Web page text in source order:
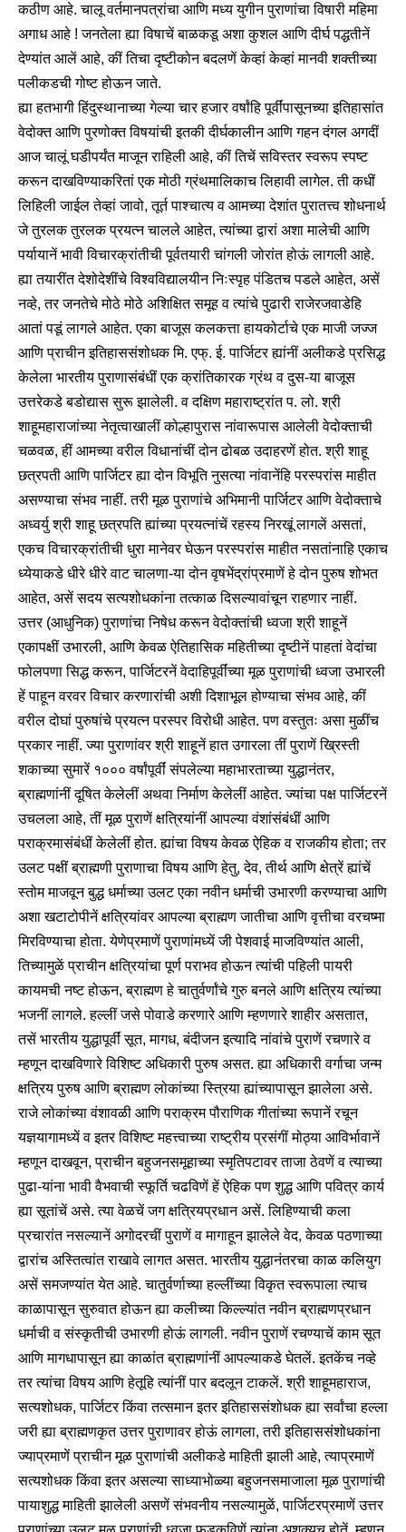
कठीण आहे. चालू वर्तमानपत्रांचा आणि मध्य युगीन पुराणांचा विषारी महिमा
अगाध आहे ! जनतेला ह्या विषाचें बाळकडू अशा कुशल आणि दीर्घ पद्धतीनें
देण्यांत आलें आहे, कीं तिचा दृष्टीकोन बदलणें केव्हां केव्हां मानवी शक्तीच्या
पलीकडची गोष्ट होऊन जाते.
ह्या हतभागी हिंदुस्थानाच्या गेल्या चार हजार वर्षांहि पूर्वींपासूनच्या इतिहासांत
वेदोक्त आणि पुरणोक्त विषयांची इतकी दीर्घकालीन आणि गहन दंगल अगदीं
आज चालूं घडीपर्यंत माजून राहिली आहे, कीं तिचें सविस्तर स्वरूप स्पष्ट
करून दाखविण्याकरितां एक मोठी ग्रंथमालिकाच लिहावी लागेल. ती कधीं
लिहिली जाईल तेव्हां जावो, तूर्त पाश्चात्य व आमच्या देशांत पुरातत्त्व शोधनार्थ
जे तुरलक तुरलक प्रयत्न चालले आहेत, त्यांच्या द्वारां अशा मालेची आणि
पर्यायानें भावी विचारक्रांतीची पूर्वतयारी चांगली जोरांत होऊं लागली आहे.
ह्या तयारींत देशोदेशींचे विश्वविद्यालयीन निःस्पृह पंडितच पडले आहेत, असें
नव्हे, तर जनतेचे मोठे मोठे अशिक्षित समूह व त्यांचे पुढारी राजेरजवाडेहि
आतां पडूं लागले आहेत. एका बाजूस कलकत्ता हायकोर्टाचे एक माजी जज्ज
आणि प्राचीन इतिहाससंशोधक मि. एफ्. ई. पार्जिटर ह्यांनीं अलीकडे प्रसिद्ध
केलेला भारतीय पुराणासंबंधीं एक क्रांतिकारक ग्रंथ व दुस-या बाजूस
उत्तरेकडे बडोद्यास सुरू झालेली. व दक्षिण महाराष्ट्रांत प. लो. श्री
शाहूमहाराजांच्या नेतृत्वाखालीं कोल्हापुरास नांवारूपास आलेली वेदोक्ताची
चळवळ, हीं आमच्या वरील विधानांचीं दोन ढोबळ उदाहरणें होत. श्री शाहू
छत्रपती आणि पार्जिटर ह्या दोन विभूति नुसत्या नांवानेंहि परस्परांस माहीत
असण्याचा संभव नाहीं. तरी मूळ पुराणांचे अभिमानी पार्जिटर आणि वेदोक्ताचे
अध्वर्यु श्री शाहू छत्रपति ह्यांच्या प्रयत्नांचें रहस्य निरखूं लागलें असतां,
एकच विचारक्रांतीची धुरा मानेवर घेऊन परस्परांस माहीत नसतांनाहि एकाच
ध्येयाकडे धीरे धीरे वाट चालणा-या दोन वृषभेंद्रांप्रमाणें हे दोन पुरुष शोभत
आहेत, असें सदय सत्यशोधकांना तत्काळ दिसल्यावांचून राहणार नाहीं.
उत्तर (आधुनिक) पुराणांचा निषेध करून वेदोक्तांची ध्वजा श्री शाहूनें
एकापक्षीं उभारली, आणि केवळ ऐतिहासिक महितीच्या दृष्टीनें पाहतां वेदांचा
फोलपणा सिद्ध करून, पार्जिटरनें वेदाहिपूर्वींच्या मूळ पुराणांची ध्वजा उभारली
हें पाहून वरवर विचार करणारांची अशी दिशाभूल होण्याचा संभव आहे, कीं
वरील दोघां पुरुषांचे प्रयत्न परस्पर विरोधी आहेत. पण वस्तुतः असा मुळींच
प्रकार नाहीं. ज्या पुराणांवर श्री शाहूनें हात उगारला तीं पुराणें ख्रिस्ती
शकाच्या सुमारें १००० वर्षांपूर्वीं संपलेल्या महाभारताच्या युद्धानंतर,
ब्राह्मणांनीं दूषित केलेलीं अथवा निर्माण केलेलीं आहेत. ज्यांचा पक्ष पार्जिटरनें
उचलला आहे, तीं मूळ पुराणें क्षत्रियांनीं आपल्या वंशांसंबंधीं आणि
पराक्रमासंबंधीं केलेलीं होत. ह्यांचा विषय केवळ ऐहिक व राजकीय होता; तर
उलट पक्षीं ब्राह्मणी पुराणाचा विषय आणि हेतु, देव, तीर्थ आणि क्षेत्रें ह्यांचें
स्तोम माजवून बुद्ध धर्माच्या उलट एका नवीन धर्माची उभारणी करण्याचा आणि
अशा खटाटोपीनें क्षत्रियांवर आपल्या ब्राह्मण जातीचा आणि वृत्तीचा वरचष्मा
मिरविण्याचा होता. येणेप्रमाणें पुराणांमध्यें जी पेशवाई माजविण्यांत आली,
तिच्यामुळें प्राचीन क्षत्रियांचा पूर्ण पराभव होऊन त्यांची पहिली पायरी
कायमची नष्ट होऊन, ब्राह्मण हे चातुर्वर्णांचे गुरु बनले आणि क्षत्रिय त्यांच्या
भजनीं लागले. हल्लीं जसे पोवाडे करणारे आणि म्हणणारे शाहीर असतात,
तसें भारतीय युद्धापूर्वीं सूत, मागध, बंदीजन इत्यादि नांवांचे पुराणें रचणारे व
म्हणून दाखविणारे विशिष्ट अधिकारी पुरुष असत. ह्या अधिकारी वर्गाचा जन्म
क्षत्रिय पुरुष आणि ब्राह्मण लोकांच्या स्त्रिया ह्यांच्यापासून झालेला असे.
राजे लोकांच्या वंशावळी आणि पराक्रम पौराणिक गीतांच्या रूपानें रचून
यज्ञयागामध्यें व इतर विशिष्ट महत्त्वाच्या राष्ट्रीय प्रसंगीं मोठ्या आविर्भावानें
म्हणून दाखवून, प्राचीन बहुजनसमूहाच्या स्मृतिपटावर ताजा ठेवणें व त्याच्या
पुढा-यांना भावी वैभवाची स्फूर्ति चढविणें हें ऐहिक पण शुद्ध आणि पवित्र कार्य
ह्या सूतांचें असे. त्या वेळचें जग क्षत्रियप्रधान असें. लिहिण्याची कला
प्रचारांत नसल्यानें अगोदरचीं पुराणें व मागाहून झालेले वेद, केवळ पठणाच्या
द्वारांच अस्तित्वांत राखावे लागत असत. भारतीय युद्धानंतरचा काळ कलियुग
असें समजण्यांत येत आहे. चातुर्वर्णाच्या हल्लींच्या विकृत स्वरूपाला त्याच
काळापासून सुरुवात होऊन ह्या कलीच्या किल्ल्यांत नवीन ब्राह्मणप्रधान
धर्माची व संस्कृतीची उभारणी होऊं लागली. नवीन पुराणें रचण्याचें काम सूत
आणि मागधापासून ह्या काळांत ब्राह्मणांनीं आपल्याकडे घेतलें. इतकेंच नव्हे
तर त्यांचा विषय आणि हेतूहि त्यांनीं पार बदलून टाकलें. श्री शाहूमहाराज,
सत्यशोधक, पार्जिटर किंवा तत्समान इतर इतिहाससंशोधक ह्या सर्वांचा हल्ला
जरी ह्या ब्राह्मणकृत उत्तर पुराणावर होऊं लागला, तरी इतिहाससंशोधकांना
ज्याप्रमाणें प्राचीन मूळ पुराणांची अलीकडे माहिती झाली आहे, त्याप्रमाणें
सत्यशोधक किंवा इतर असल्या साध्याभोळ्या बहुजनसमाजाला मूळ पुराणांची
पायाशुद्ध माहिती झालेली असणें संभवनीय नसल्यामुळें, पार्जिटरप्रमाणें उत्तर